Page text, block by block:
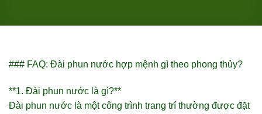
### FAQ: Đài phun nước hợp mệnh gì theo phong thủy?
**1. Đài phun nước là gì?**
Đài phun nước là một công trình trang trí thường được đặt